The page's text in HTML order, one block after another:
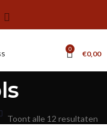
0 €0,00
Toont alle 12 resultaten